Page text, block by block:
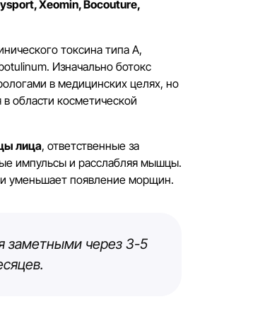
Xeomin, Bocouture,
токсина типа А,
Изначально ботокс
в медицинских целях, но
области косметической
лица, ответственные за
импульсы и расслабляя мышцы.
уменьшает появление морщин.
заметными через 3-5